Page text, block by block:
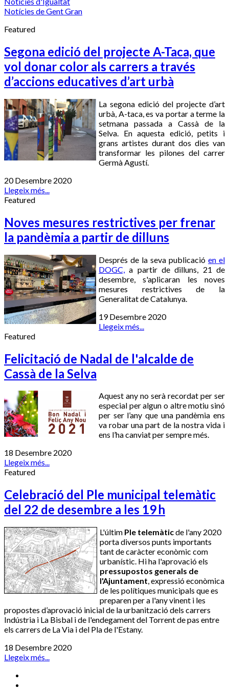
Notícies de Gent Gran
Featured
Segona edició del projecte A-Taca, que
vol donar color als carrers a través
d’accions educatives d’art urbà
La segona edició del projecte d’art
urbà, A-taca, es va portar a terme la
setmana passada a Cassà de la
Selva. En aquesta edició, petits i
grans artistes durant dos dies van
transformar les pilones del carrer
Germà Agustí.
20 Desembre 2020
Llegeix més...
Featured
Noves mesures restrictives per frenar
la pandèmia a partir de dilluns
Després de la seva publicació en el
DOGC,
a partir de dilluns, 21 de
desembre, s'aplicaran les noves
mesures restrictives de la
Generalitat de Catalunya.
19 Desembre 2020
Llegeix més...
Featured
Felicitació de Nadal de l'alcalde de
Cassà de la Selva
Aquest any no serà recordat per ser
especial per algun o altre motiu sinó
per ser l’any que una pandèmia ens
va robar una part de la nostra vida i
ens l’ha canviat per sempre més.
18 Desembre 2020
Llegeix més...
Featured
Celebració del Ple municipal telemàtic
del 22 de desembre a les 19 h
L'últim Ple telemàticde l'any 2020
porta diversos punts importants
tant de caràcter econòmic com
urbanístic. Hi ha l'aprovació els
pressupostos generals de
l'Ajuntament, expressió econòmica
de les polítiques municipals que es
preparen per a l'any vinent i les
propostes d’aprovació inicial de la urbanització dels carrers
Indústria i La Bisbal i de l'endegament del Torrent de pas entre
els carrers de La Via i del Pla de l'Estany.
18 Desembre 2020
Llegeix més...